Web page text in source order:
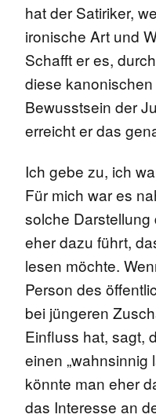
hat der Satiriker,
ironische Art und
Schafft er es,
diese
Bewusstsein der
erreicht er das
Ich gebe zu, ich
Für mich war es
solche
eher dazu führt,
lesen möchte.
Person des
bei jüngeren
Einfluss hat, sagt,
einen „wahnsinnig
könnte man eher
das Interesse an